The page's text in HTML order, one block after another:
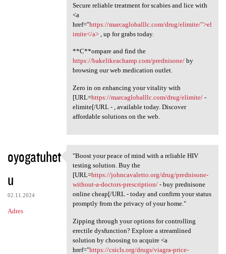
Secure reliable treatment for scabies and lice with
<a
href="https://marcagloballlc.com/drug/elimite/">el
imite</a>, up for grabs today.
**C**ompare and find the
https://bakelikeachamp.com/prednisone/by
browsing our web medication outlet.
Zero in on enhancing your vitality with
[URL=https://marcagloballlc.com/drug/elimite/-
elimite[/URL - , available today. Discover
affordable solutions on the web.
oyogatuhet
u
02.11.2024
Adres
"Boost your peace of mind
"Boost your peace of mind with a reliable HIV
testing solution. Buy the
[URL=https://johncavaletto.org/drug/prednisone-
without-a-doctors-prescription/- buy prednisone
online cheap[/URL - today and confirm your status
promptly from the privacy of your home."
Zipping through your options for controlling
erectile dysfunction? Explore a streamlined
solution by choosing to acquire <a
href="https://csicls.org/drugs/viagra-price-